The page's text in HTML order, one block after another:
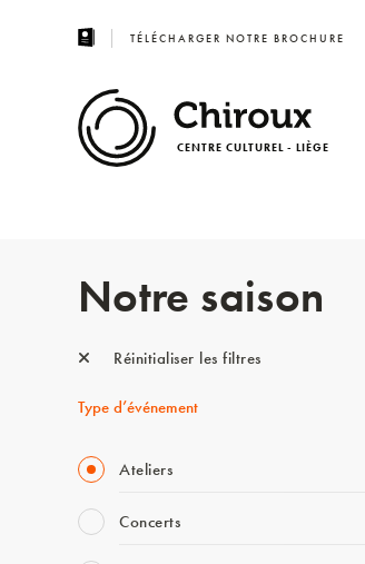
TÉLÉCHARGER NOTRE BROCHURE
CENTRE CULTUREL - LIÈGE
Notre saison
Réinitialiser les filtres
Type d’événement
Ateliers
Concerts